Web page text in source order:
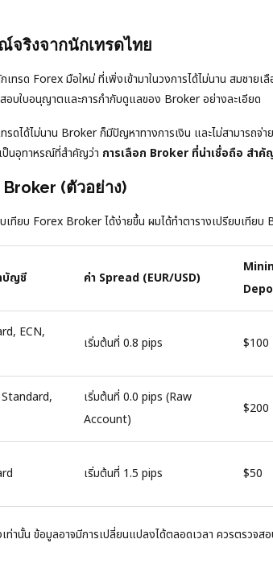
จริงจากนักเทรดไทย
ทรด Forex มือใหม่ ที่เพิ่งเข้ามาในวงการได้ไม่นาน สมชาย
อบใบอนุญาตและการกำกับดูแลของ Broker อย่างละเอียด
รดได้ไม่นาน Broker ก็มีปัญหาทางการเงิน และไม่สามารถจ่
ป็นอุทาหรณ์ที่สำคัญว่า การเลือก Broker ที่น่าเชื่อถือ สำคั
Broker (ตัวอย่าง)
เทียบ Forex Broker ได้ง่ายขึ้น ผมได้ทำตารางเปรียบเทียบ
บัญชี ค่า Spread (EUR/USD)
ECN,
เริ่มต้นที่ 0.8 pips $100
เริ่มต้นที่ 0.0 pips (Raw
Account)
$200
เริ่มต้นที่ 1.5 pips $50
ท่านั้น ข้อมูลอาจมีการเปลี่ยนแปลงได้ตลอดเวลา ควรตรวจ